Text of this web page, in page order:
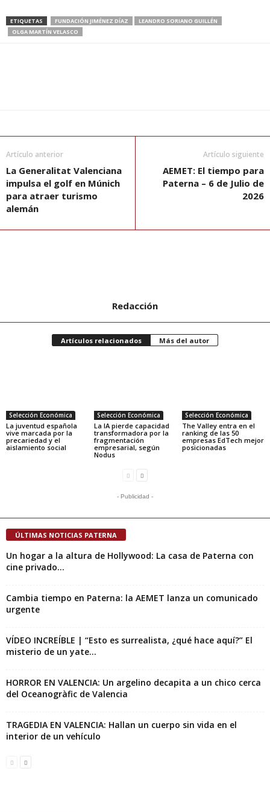
ETIQUETAS FUNDACIÓN JIMÉNEZ DÍAZ
LEANDRO SORIANO GUILLÉN
OLGA MARTÍN VELASCO
Artículo anterior
La Generalitat Valenciana
impulsa el golf en Múnich
para atraer turismo
alemán
Artículo siguiente
AEMET: El tiempo para
Paterna – 6 de Julio de
2026
Redacción
Artículos relacionados Más del autor
Selección Económica
La juventud española
vive marcada por la
precariedad y el
aislamiento social
Selección Económica
La IA pierde capacidad
transformadora por la
fragmentación
empresarial, según
Nodus
Selección Económica
The Valley entra en el
ranking de las 50
empresas EdTech mejor
posicionadas
- Publicidad -
ÚLTIMAS NOTICIAS PATERNA
Un hogar a la altura de Hollywood: La casa de Paterna con
cine privado...
Cambia tiempo en Paterna: la AEMET lanza un comunicado
urgente
VÍDEO INCREÍBLE | “Esto es surrealista, ¿qué hace aquí?” El
misterio de un yate...
HORROR EN VALENCIA: Un argelino decapita a un chico cerca
del Oceanogràfic de Valencia
TRAGEDIA EN VALENCIA: Hallan un cuerpo sin vida en el
interior de un vehículo